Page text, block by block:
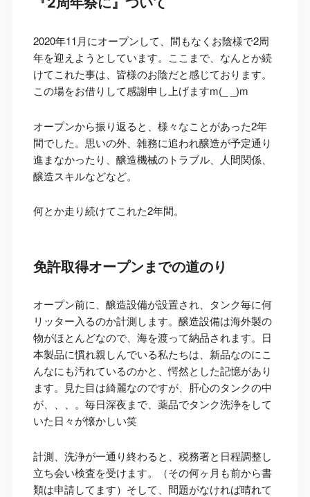
2020年11月にオープンして、間もなくお陰様で2周
年を迎えようとしています。ここまで、なんとか続
けてこれた事は、皆様のお陰だと感じております。
この場をお借りして感謝申し上げますm(_ _)m
オープンから振り返ると、様々なことがあった2年
間でした。思いの外、雑務に追われ醸造が予定通り
進まなかったり、醸造機械のトラブル、人間関係、
醸造スキルなどなど。
何とか走り続けてこれた2年間。
免許取得オープンまでの道のり
オープン前に、醸造設備が設置され、タンク毎に何
リッター入るのか計測します。醸造設備は海外製の
物がほとんどなので、海を渡って納品されます。日
本製品に慣れ親しんでいる私たちは、新品なのにこ
んなにも汚れているのかと、愕然とした記憶があり
ます。見た目は綺麗なのですが、肝心のタンクの中
が、、、。毎日深夜まで、薬品でタンク洗浄をして
いた日々が懐かしい笑
計測、洗浄が一通り終わると、税務署と日程調整し
立ち会い検査を受けます。（その何ヶ月も前から書
類は申請してます）そして、問題がなければ晴れて